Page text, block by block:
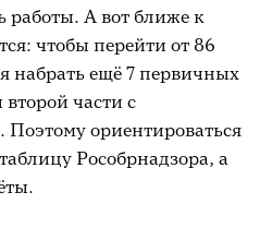
работы. А вот ближе к
чтобы перейти от 86
набрать ещё 7 первичных
части с
ориентироваться
Рособрнадзора, а